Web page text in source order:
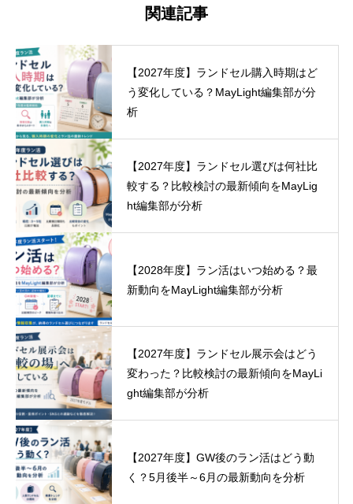
関連記事
【2027年度】ランドセル購入時期はど
う変化している？MayLight編集部が分
析
【2027年度】ランドセル選びは何社比
較する？比較検討の最新傾向をMayLig
ht編集部が分析
【2028年度】ラン活はいつ始める？最
新動向をMayLight編集部が分析
【2027年度】ランドセル展示会はどう
変わった？比較検討の最新傾向をMayLi
ght編集部が分析
【2027年度】GW後のラン活はどう動
く？5月後半～6月の最新動向を分析